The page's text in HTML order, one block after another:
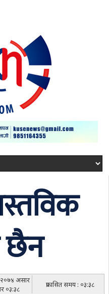
छैन
: २०७४ असार
०३:३८
प्रकासित समय : ०३:३८